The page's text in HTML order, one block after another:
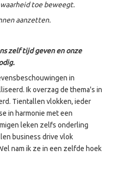
toe beweegt.
aanzetten.
zelf tijd geven en onze
in
Ik overzag de thema's in
Tientallen vlokken, ieder
in harmonie met een
leken zelfs onderling
business drive vlok
nam ik ze in een zelfde hoek